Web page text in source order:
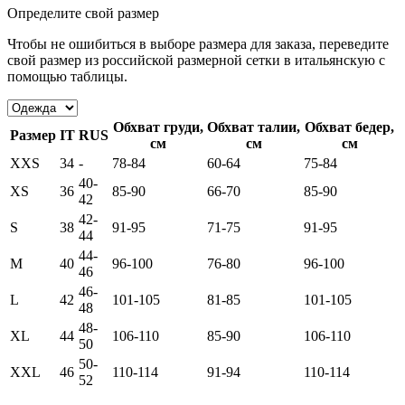
Определите свой размер
Чтобы не ошибиться в выборе размера для заказа, переведите
свой размер из российской размерной сетки в итальянскую с
помощью таблицы.
Размер IT RUS
Обхват груди,
см
Обхват талии,
см
Обхват бедер,
см
XXS
34 - 78-84 60-64
75-84
XS
36
40-
42
85-90 66-70 85-90
S 38
42-
44
91-95 71-75 91-95
M 40
44-
46
96-100 76-80 96-100
L 42
46-
48
101-105 81-85 101-105
XL 44
48-
50
106-110 85-90 106-110
XXL 46
50-
52
110-114 91-94 110-114